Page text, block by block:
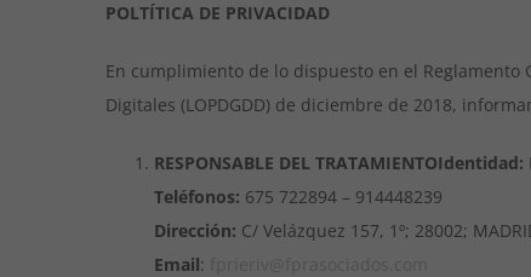
POLTÍTICA DE PRIVACIDAD
En cumplimiento de lo dispuesto en el Reglamento
Digitales (LOPDGDD) de diciembre de 2018,
RESPONSABLE DEL TRATAMIENTOIdentidad:
Teléfonos: 675 722894 – 914448239
Dirección: C/ Velázquez 157, 1º; 28002;
Email: